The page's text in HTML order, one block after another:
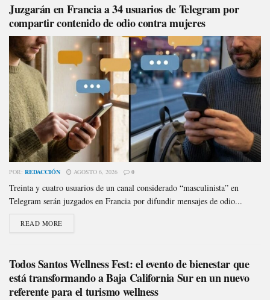
Juzgarán en Francia a 34 usuarios de Telegram por
compartir contenido de odio contra mujeres
POR: REDACCIÓN AGOSTO 6, 2026 0
Treinta y cuatro usuarios de un canal considerado “masculinista” en
Telegram serán juzgados en Francia por difundir mensajes de odio...
READ MORE
Todos Santos Wellness Fest: el evento de bienestar que
está transformando a Baja California Sur en un nuevo
referente para el turismo wellness